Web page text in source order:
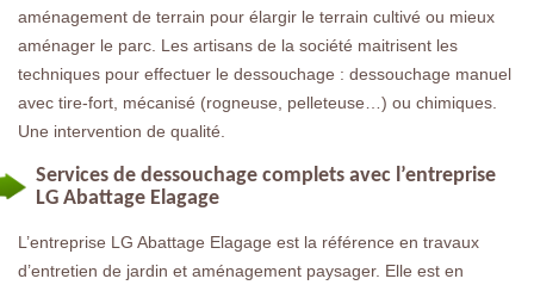
aménagement de terrain pour élargir le terrain cultivé ou mieux
aménager le parc. Les artisans de la société maitrisent les
techniques pour effectuer le dessouchage : dessouchage manuel
avec tire-fort, mécanisé (rogneuse, pelleteuse…) ou chimiques.
Une intervention de qualité.
Services de dessouchage complets avec l’entreprise
LG Abattage Elagage
L’entreprise LG Abattage Elagage est la référence en travaux
d’entretien de jardin et aménagement paysager. Elle est en